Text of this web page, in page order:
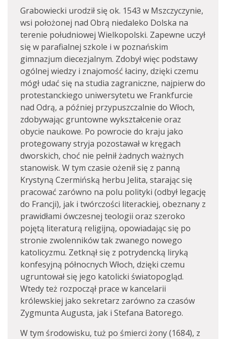
Grabowiecki urodził się ok. 1543 w Mszczyczynie,
wsi położonej nad Obrą niedaleko Dolska na
terenie południowej Wielkopolski. Zapewne uczył
się w parafialnej szkole i w poznańskim
gimnazjum diecezjalnym. Zdobył więc podstawy
ogólnej wiedzy i znajomość łaciny, dzięki czemu
mógł udać się na studia zagraniczne, najpierw do
protestanckiego uniwersytetu we Frankfurcie
nad Odrą, a później przypuszczalnie do Włoch,
zdobywając gruntowne wykształcenie oraz
obycie naukowe. Po powrocie do kraju jako
protegowany stryja pozostawał w kręgach
dworskich, choć nie pełnił żadnych ważnych
stanowisk. W tym czasie ożenił się z panną
Krystyną Czermińską herbu Jelita, starając się
pracować zarówno na polu polityki (odbył legację
do Francji), jak i twórczości literackiej, obeznany z
prawidłami ówczesnej teologii oraz szeroko
pojętą literaturą religijną, opowiadając się po
stronie zwolenników tak zwanego nowego
katolicyzmu. Zetknął się z potrydencką liryką
konfesyjną północnych Włoch, dzięki czemu
ugruntował się jego katolicki światopogląd.
Wtedy też rozpoczął prace w kancelarii
królewskiej jako sekretarz zarówno za czasów
Zygmunta Augusta, jak i Stefana Batorego.
W tym środowisku, tuż po śmierci żony (1684), z